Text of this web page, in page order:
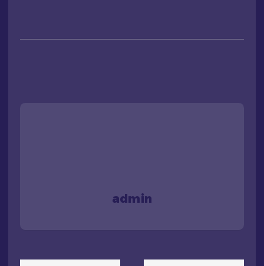
admin